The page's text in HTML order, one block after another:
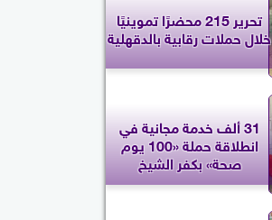
تحرير 215 محضرًا تموينيًا
خلال حملات رقابية بالدقهلية
31 ألف خدمة مجانية في
انطلاقة حملة «100 يوم
صحة» بكفر الشيخ